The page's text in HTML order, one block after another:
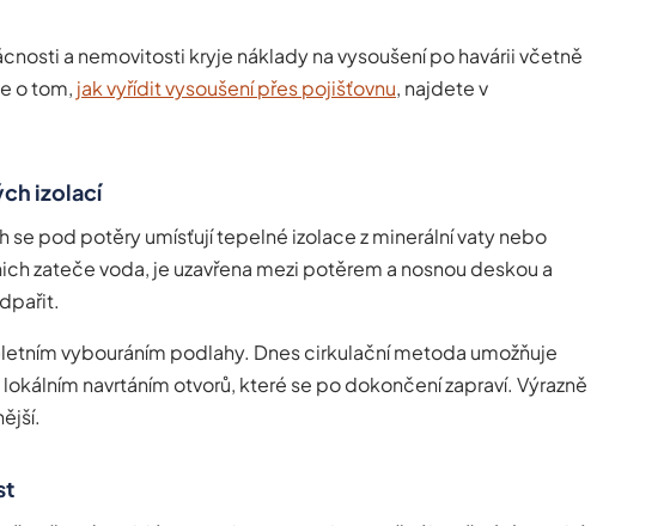
a nemovitosti kryje náklady na vysoušení po havárii včetně
o tom, jak vyřídit vysoušení přes pojišťovnu, najdete v
izolací
se pod potěry umísťují tepelné izolace z minerální vaty nebo
zateče voda, je uzavřena mezi potěrem a nosnou deskou a
vybouráním podlahy. Dnes cirkulační metoda umožňuje
navrtáním otvorů, které se po dokončení zapraví. Výrazně